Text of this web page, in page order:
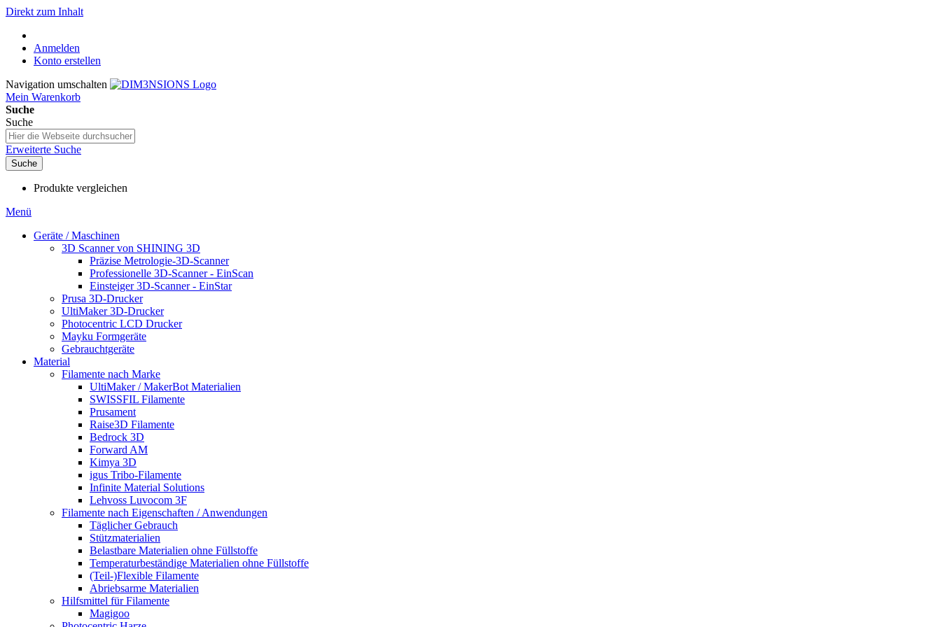
Direkt zum Inhalt
Anmelden
Konto erstellen
Navigation umschalten
Mein Warenkorb
Suche
Suche
Erweiterte Suche
Suche
Produkte vergleichen
Menü
Geräte / Maschinen
3D Scanner von SHINING 3D
Präzise Metrologie-3D-Scanner
Professionelle 3D-Scanner - EinScan
Einsteiger 3D-Scanner - EinStar
Prusa 3D-Drucker
UltiMaker 3D-Drucker
Photocentric LCD Drucker
Mayku Formgeräte
Gebrauchtgeräte
Material
Filamente nach Marke
UltiMaker / MakerBot Materialien
SWISSFIL Filamente
Prusament
Raise3D Filamente
Bedrock 3D
Forward AM
Kimya 3D
igus Tribo-Filamente
Infinite Material Solutions
Lehvoss Luvocom 3F
Filamente nach Eigenschaften / Anwendungen
Täglicher Gebrauch
Stützmaterialien
Belastbare Materialien ohne Füllstoffe
Temperaturbeständige Materialien ohne Füllstoffe
(Teil-)Flexible Filamente
Abriebsarme Materialien
Hilfsmittel für Filamente
Magigoo